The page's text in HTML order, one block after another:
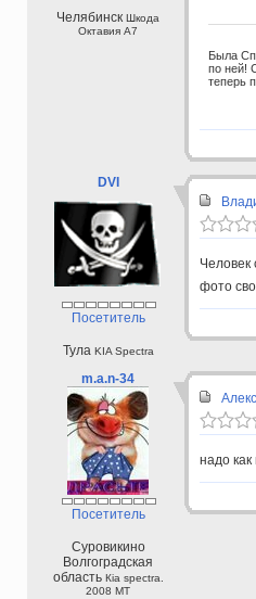
Челябинск Шкода
Октавия А7
Была
по ней!
теперь
DVI
Посетитель
Тула KIA Spectra
Человек
фото
m.a.n-34
Посетитель
Суровикино
Волгоградская
область Кia spectra.
2008 МТ
надо